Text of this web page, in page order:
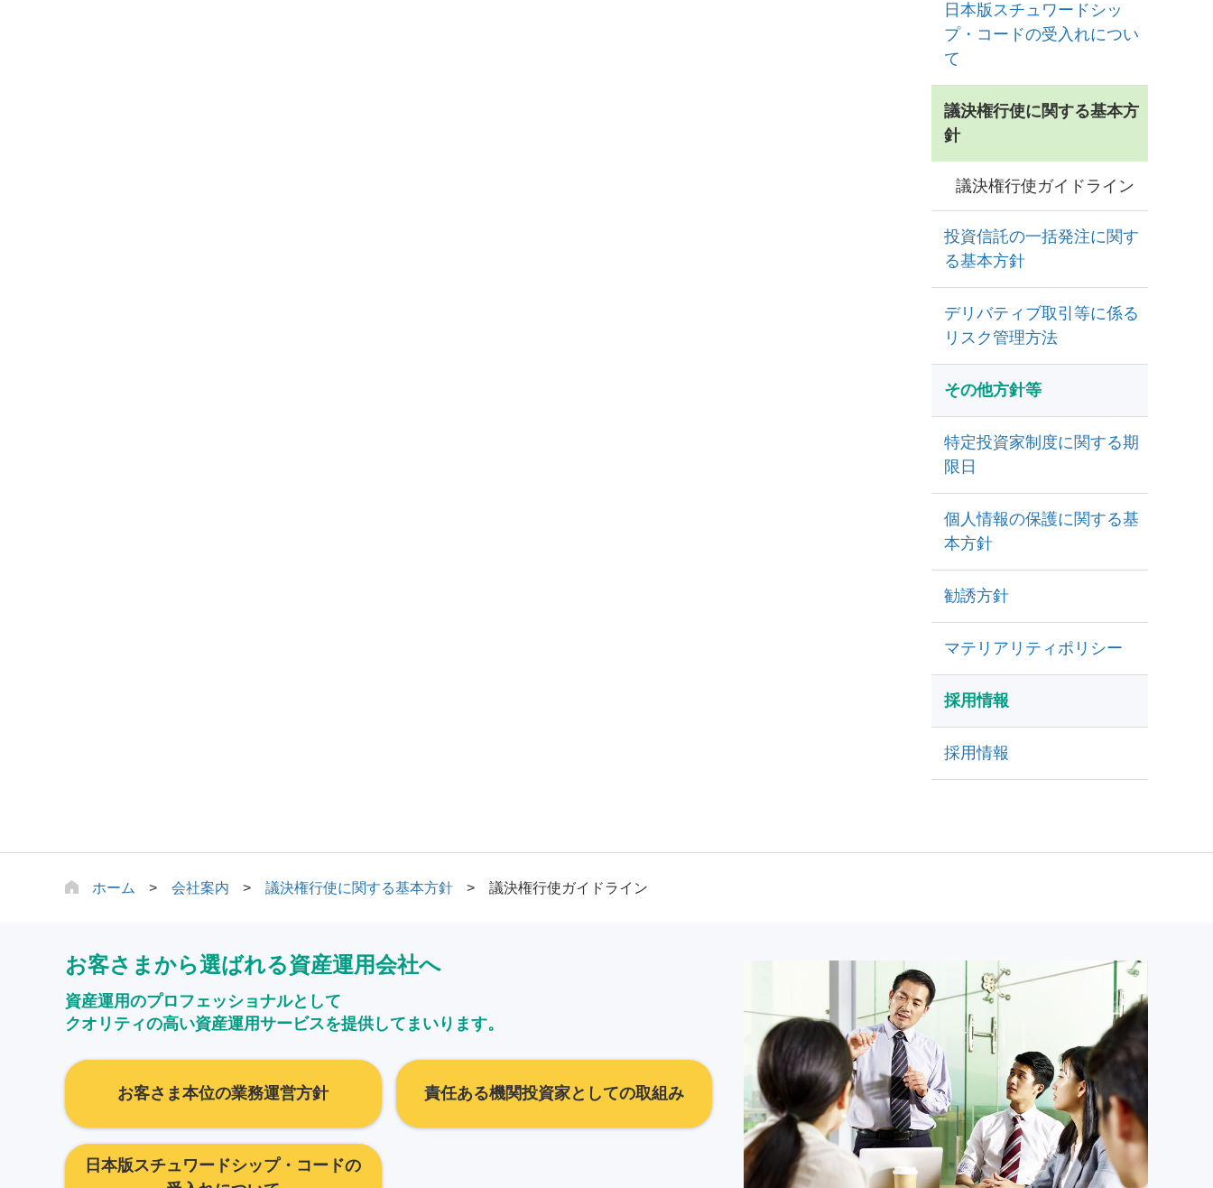
日本版スチュワードシッ
プ・コードの受入れについ
て
議決権行使に関する基本方
針
議決権行使ガイドライン
投資信託の一括発注に関す
る基本方針
デリバティブ取引等に係る
リスク管理方法
その他方針等
特定投資家制度に関する期
限日
個人情報の保護に関する基
本方針
勧誘方針
マテリアリティポリシー
採用情報
採用情報
ホーム 会社案内 議決権行使に関する基本方針 議決権行使ガイドライン
お客さまから選ばれる資産運用会社へ
資産運用のプロフェッショナルとして
クオリティの高い資産運用サービスを提供してまいります。
お客さま本位の業務運営方針 責任ある機関投資家としての取組み
日本版スチュワードシップ・コードの